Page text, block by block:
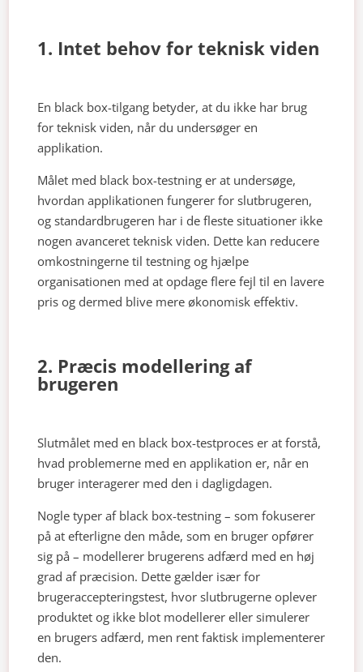
1. Intet behov for teknisk viden
En black box-tilgang betyder, at du ikke har brug
for teknisk viden, når du undersøger en
applikation.
Målet med black box-testning er at undersøge,
hvordan applikationen fungerer for slutbrugeren,
og standardbrugeren har i de fleste situationer ikke
nogen avanceret teknisk viden. Dette kan reducere
omkostningerne til testning og hjælpe
organisationen med at opdage flere fejl til en lavere
pris og dermed blive mere økonomisk effektiv.
2. Præcis modellering af
brugeren
Slutmålet med en black box-testproces er at forstå,
hvad problemerne med en applikation er, når en
bruger interagerer med den i dagligdagen.
Nogle typer af black box-testning – som fokuserer
på at efterligne den måde, som en bruger opfører
sig på – modellerer brugerens adfærd med en høj
grad af præcision. Dette gælder især for
brugeraccepteringstest, hvor slutbrugerne oplever
produktet og ikke blot modellerer eller simulerer
en brugers adfærd, men rent faktisk implementerer
den.